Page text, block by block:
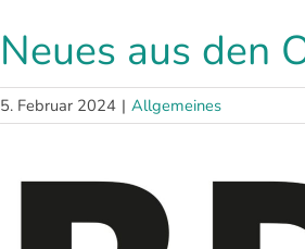
Neues aus den
5. Februar 2024 | Allgemeines